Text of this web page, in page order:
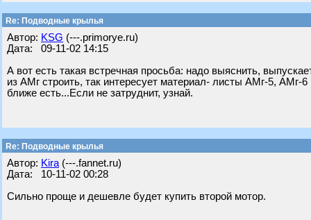
Re: Подводные крылья
Автор: KSG (---.primorye.ru)
Дата: 09-11-02 14:15
А вот есть такая встречная просьба: надо выяснить,
из АМг строить, так интересует материал- листы АМг-5,
ближе есть...Если не затруднит, узнай.
Re: Подводные крылья
Автор: Kira (---.fannet.ru)
Дата: 10-11-02 00:28
Сильно проще и дешевле будет купить второй мотор.